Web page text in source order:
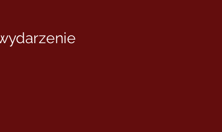
lokalizację nieco później tego lata)